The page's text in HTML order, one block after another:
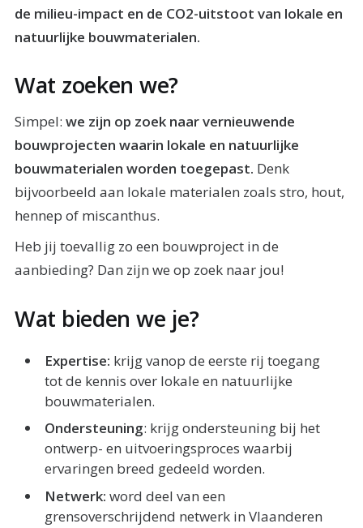
de milieu-impact en de CO2-uitstoot van lokale en
natuurlijke bouwmaterialen.
Wat zoeken we?
Simpel: we zijn op zoek naar vernieuwende
bouwprojecten waarin lokale en natuurlijke
bouwmaterialen worden toegepast. Denk
bijvoorbeeld aan lokale materialen zoals stro, hout,
hennep of miscanthus.
Heb jij toevallig zo een bouwproject in de
aanbieding? Dan zijn we op zoek naar jou!
Wat bieden we je?
Expertise: krijg vanop de eerste rij toegang
tot de kennis over lokale en natuurlijke
bouwmaterialen.
Ondersteuning: krijg ondersteuning bij het
ontwerp- en uitvoeringsproces waarbij
ervaringen breed gedeeld worden.
Netwerk: word deel van een
grensoverschrijdend netwerk in Vlaanderen